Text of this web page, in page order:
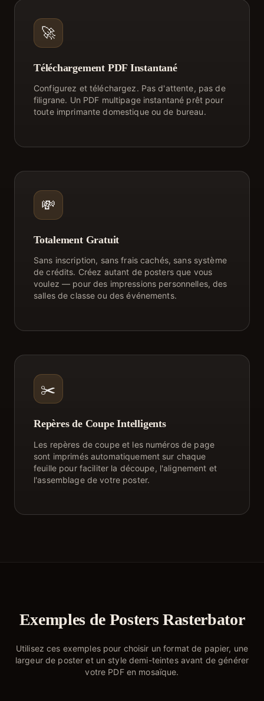
🚀
Téléchargement PDF Instantané
Configurez et téléchargez. Pas d'attente, pas de
filigrane. Un PDF multipage instantané prêt pour
toute imprimante domestique ou de bureau.
💸
Totalement Gratuit
Sans inscription, sans frais cachés, sans système
de crédits. Créez autant de posters que vous
voulez — pour des impressions personnelles, des
salles de classe ou des événements.
✂️
Repères de Coupe Intelligents
Les repères de coupe et les numéros de page
sont imprimés automatiquement sur chaque
feuille pour faciliter la découpe, l'alignement et
l'assemblage de votre poster.
Exemples de Posters Rasterbator
Utilisez ces exemples pour choisir un format de papier, une
largeur de poster et un style demi-teintes avant de générer
votre PDF en mosaïque.